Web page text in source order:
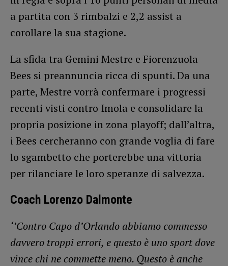
a partita con 3 rimbalzi e 2,2 assist a
corollare la sua stagione.
La sfida tra Gemini Mestre e Fiorenzuola
Bees si preannuncia ricca di spunti. Da una
parte, Mestre vorrà confermare i progressi
recenti visti contro Imola e consolidare la
propria posizione in zona playoff; dall’altra,
i Bees cercheranno con grande voglia di fare
lo sgambetto che porterebbe una vittoria
per rilanciare le loro speranze di salvezza.
Coach Lorenzo Dalmonte
‘’Contro Capo d’Orlando abbiamo commesso
davvero troppi errori, e questo è uno sport dove
vince chi ne commette meno. Questo è anche